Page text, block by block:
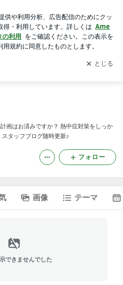
ブログの更新通知
を受け取りまし
開く
画はお済みですか？ 熱中症対策をしっか
タッフブログ随時更新♪
フォロー
画像 テーマ
できませんでした